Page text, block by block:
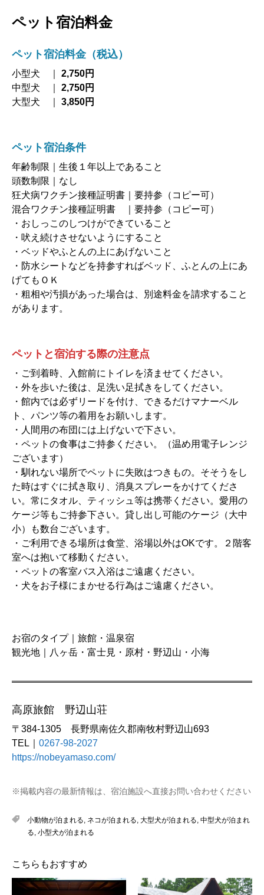
ペット宿泊料金
ペット宿泊料金（税込）
小型犬 ｜ 2,750円
中型犬 ｜ 2,750円
大型犬 ｜ 3,850円
ペット宿泊条件
年齢制限｜生後１年以上であること
頭数制限｜なし
狂犬病ワクチン接種証明書｜要持参（コピー可）
混合ワクチン接種証明書 ｜要持参（コピー可）
・おしっこのしつけができていること
・吠え続けさせないようにすること
・ベッドやふとんの上にあげないこと
・防水シートなどを持参すればベッド、ふとんの上にあ
げてもＯＫ
・粗相や汚損があった場合は、別途料金を請求すること
があります。
ペットと宿泊する際の注意点
・ご到着時、入館前にトイレを済ませてください。
・外を歩いた後は、足洗い足拭きをしてください。
・館内では必ずリードを付け、できるだけマナーベル
ト、パンツ等の着用をお願いします。
・人間用の布団には上げないで下さい。
・ペットの食事はご持参ください。（温め用電子レンジ
ございます）
・馴れない場所でペットに失敗はつきもの。そそうをし
た時はすぐに拭き取り、消臭スプレーをかけてくださ
い。常にタオル、ティッシュ等は携帯ください。愛用の
ケージ等もご持参下さい。貸し出し可能のケージ（大中
小）も数台ございます。
・ご利用できる場所は食堂、浴場以外はOKです。２階客
室へは抱いて移動ください。
・ペットの客室バス入浴はご遠慮ください。
・犬をお子様にまかせる行為はご遠慮ください。
お宿のタイプ｜旅館・温泉宿
観光地｜八ヶ岳・富士見・原村・野辺山・小海
高原旅館 野辺山荘
〒384-1305 長野県南佐久郡南牧村野辺山693
TEL｜ 0267-98-2027
https://nobeyamaso.com/
※掲載内容の最新情報は、宿泊施設へ直接お問い合わせください
小動物が泊まれる, ネコが泊まれる, 大型犬が泊まれる, 中型犬が泊まれ
る, 小型犬が泊まれる
こちらもおすすめ